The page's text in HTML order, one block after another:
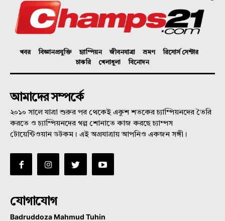
খবর বিজ্ঞানপ্রযুক্তি চ্যাম্পিয়ন জীবনযাত্রা ভ্রমণ
রিসোর্স সেন্টার
চাকরি
খেলাধুলা বিনোদন
আমাদের সম্পর্কে
২০১০ সালে যাত্রা শুরুর পর থেকেই একুশ শতকের চ্যাম্পিয়নদের তৈরি
করতে ও চ্যাম্পিয়নদের গল্প শোনাতে কাজ করছে চ্যাম্পস
টোয়েন্টিওয়ান ডটকম। এই অগ্রযাত্রায় আপনিও একজন সঙ্গী।
যোগাযোগ
Badruddoza Mahmud Tuhin